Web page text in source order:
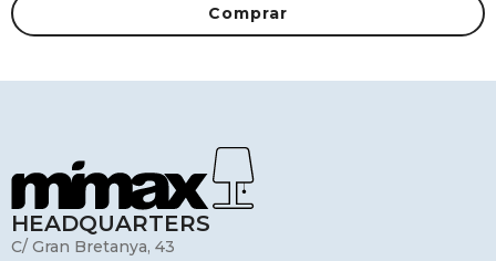
Comprar
HEADQUARTERS
C/ Gran Bretanya, 43